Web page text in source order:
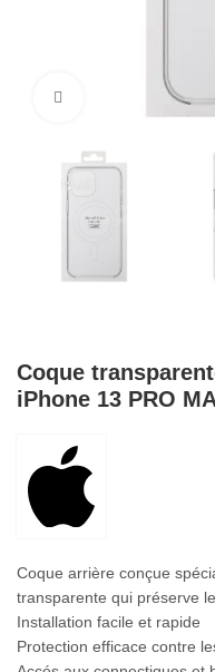
Cliquez pour
Coque
iPhone 13 PRO
Coque arrière conçue
transparente qui préserve
Installation facile et rapide
Protection efficace contre